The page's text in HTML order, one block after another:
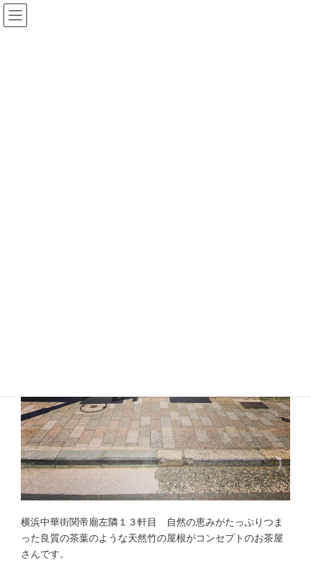
コ
ン
ナ
ビ
横浜中華街関帝廟左隣１３軒目 自然の恵みがたっぷりつま
った良質の茶葉のような天然竹の屋根がコンセプトのお茶屋
さんです。